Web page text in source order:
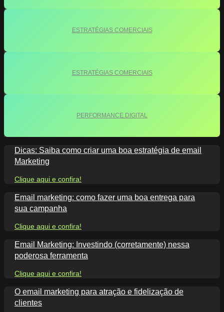
ESTRATÉGIAS COMERCIAIS
ESTRATÉGIAS COMERCIAIS
PERFORMANCE DIGITAL
Dicas: Saiba como criar uma boa estratégia de email
Marketing
Clique aqui e confira!
Email marketing: como fazer uma boa entrega para
sua campanha
Clique aqui e confira!
Email Marketing: Investindo (corretamente) nessa
poderosa ferramenta
Clique aqui e confira!
O email marketing para atração e fidelização de
clientes